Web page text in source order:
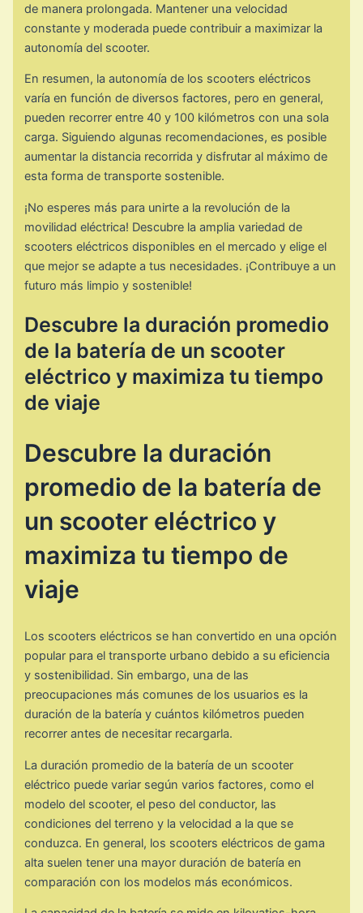
de manera prolongada. Mantener una velocidad
constante y moderada puede contribuir a maximizar la
autonomía del scooter.
En resumen, la autonomía de los scooters eléctricos
varía en función de diversos factores, pero en general,
pueden recorrer entre 40 y 100 kilómetros con una sola
carga. Siguiendo algunas recomendaciones, es posible
aumentar la distancia recorrida y disfrutar al máximo de
esta forma de transporte sostenible.
¡No esperes más para unirte a la revolución de la
movilidad eléctrica! Descubre la amplia variedad de
scooters eléctricos disponibles en el mercado y elige el
que mejor se adapte a tus necesidades. ¡Contribuye a un
futuro más limpio y sostenible!
Descubre la duración promedio
de la batería de un scooter
eléctrico y maximiza tu tiempo
de viaje
Descubre la duración
promedio de la batería de
un scooter eléctrico y
maximiza tu tiempo de
viaje
Los scooters eléctricos se han convertido en una opción
popular para el transporte urbano debido a su eficiencia
y sostenibilidad. Sin embargo, una de las
preocupaciones más comunes de los usuarios es la
duración de la batería y cuántos kilómetros pueden
recorrer antes de necesitar recargarla.
La duración promedio de la batería de un scooter
eléctrico puede variar según varios factores, como el
modelo del scooter, el peso del conductor, las
condiciones del terreno y la velocidad a la que se
conduzca. En general, los scooters eléctricos de gama
alta suelen tener una mayor duración de batería en
comparación con los modelos más económicos.